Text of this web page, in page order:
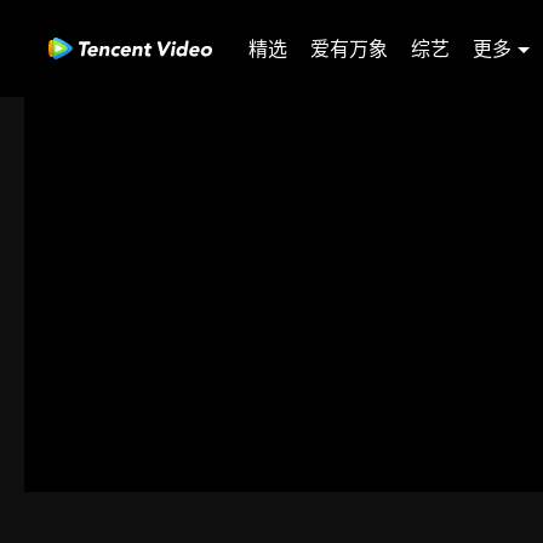
精选 爱有万象 综艺 更多